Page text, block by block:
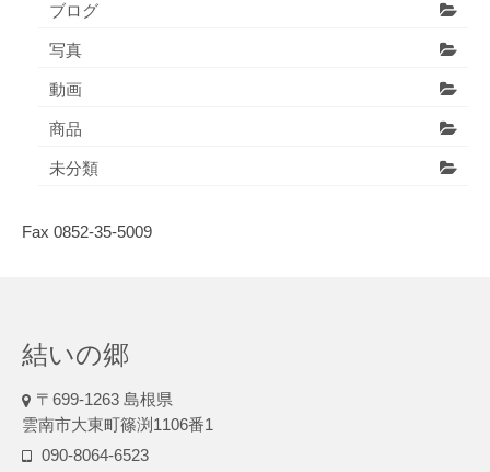
ブログ
写真
動画
商品
未分類
Fax 0852-35-5009
結いの郷
〒699-1263 島根県
雲南市大東町篠渕1106番1
090-8064-6523